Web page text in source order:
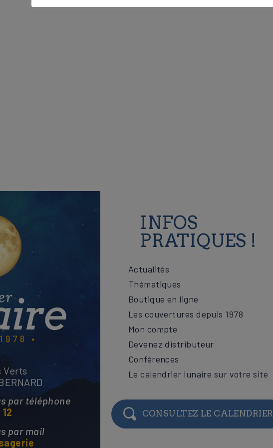
Verts
par téléphone
par mail
INFOS
PRATIQUES !
Actualités
Thématiques
Boutique en ligne
Les couvertures depuis 1978
Mon compte
Devenez distributeur
Conférences
Le calendrier lunaire sur votre site
CONSULTEZ LE CALENDRIER